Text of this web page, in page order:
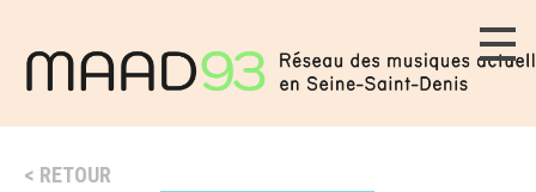
RETOUR